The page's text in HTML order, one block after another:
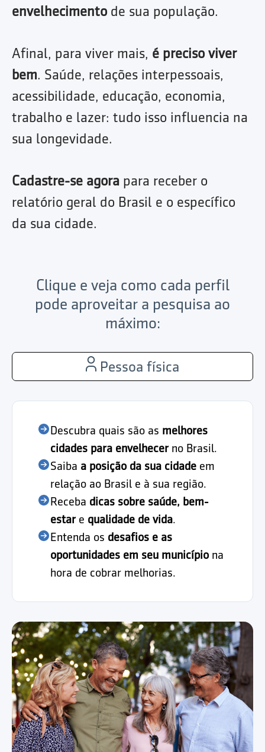
envelhecimento de sua população.
Afinal, para viver mais, é preciso viver
bem. Saúde, relações interpessoais,
acessibilidade, educação, economia,
trabalho e lazer: tudo isso influencia na
sua longevidade.
Cadastre-se agora para receber o
relatório geral do Brasil e o específico
da sua cidade.
Clique e veja como cada perfil
pode aproveitar a pesquisa ao
máximo:
Pessoa física
Descubra quais são as melhores
cidades para envelhecerno Brasil.
Saiba a posição da sua cidade em
relação ao Brasil e à sua região.
Receba dicas sobre saúde, bem-
estare qualidade de vida.
Entenda os desafios e as
oportunidades em seu município na
hora de cobrar melhorias.